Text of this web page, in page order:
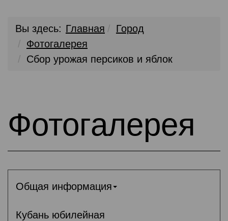
Вы здесь: Главная
Город
Фотогалерея
Сбор урожая персиков и яблок
Фотогалерея
Общая информация
Кубань юбилейная